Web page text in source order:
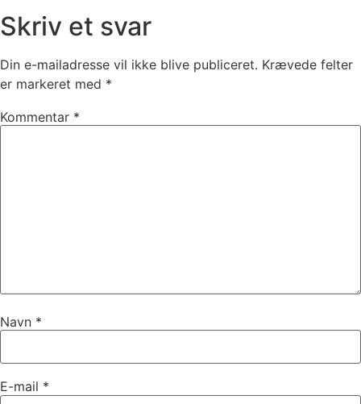
Skriv et svar
Din e-mailadresse vil ikke blive publiceret. Krævede felter
er markeret med *
Kommentar *
Navn *
E-mail *